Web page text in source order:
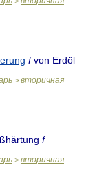
fvon Erdöl
> вторичная
f
> вторичная